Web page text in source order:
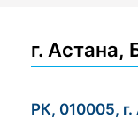
г. Астана,
РК, 010005,